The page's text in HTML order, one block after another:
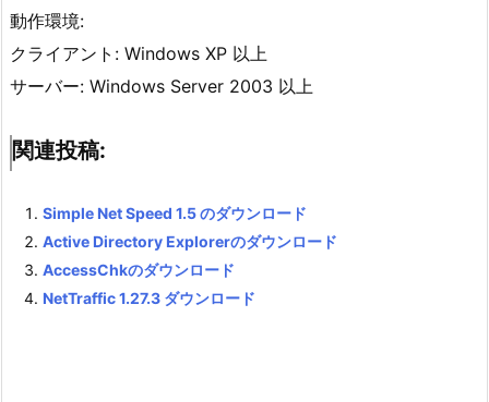
動作環境:
クライアント: Windows XP 以上
サーバー: Windows Server 2003 以上
関連投稿:
Simple Net Speed 1.5 のダウンロード
Active Directory Explorerのダウンロード
AccessChkのダウンロード
NetTraffic 1.27.3 ダウンロード